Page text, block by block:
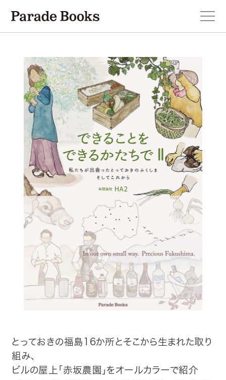
本を探す
新刊・近刊のお知らせ
おすすめ！この一冊。
小説
エッセイ・詩・ノンフィクション
趣味・カルチャー
生活・健康
論文・学術書・参考書
ビジネス・経営・情報
社会・思想・哲学
とっておきの福島16か所とそこから生まれた取り
組み、
ビルの屋上「赤坂農園」をオールカラーで紹介